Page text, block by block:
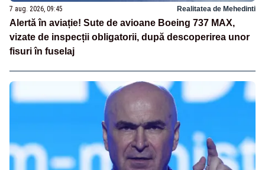
7 aug. 2026, 09:45 Realitatea de Mehedinti
Alertă în aviație! Sute de avioane Boeing 737 MAX,
vizate de inspecții obligatorii, după descoperirea unor
fisuri în fuselaj